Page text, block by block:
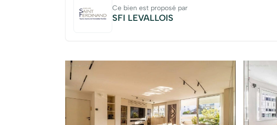
L’espace nuit se compose de deux belles chambres ainsi
Au calme absolu, à proximité immédiate des
séduit par son confort, sa rénovation soignée et ses
Climatisation installée.
Une cave complète ce bien.
Ce bien est proposé par
SFI LEVALLOIS